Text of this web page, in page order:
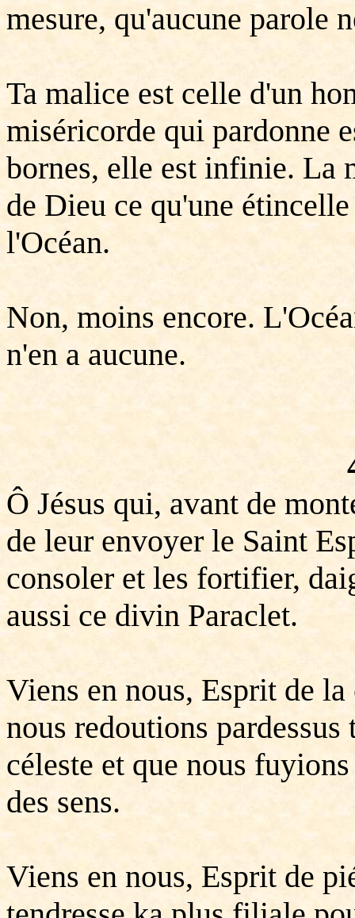
mesure, qu'aucune parole
Ta malice est celle d'un
miséricorde qui pardonne
bornes, elle est infinie. La
de Dieu ce qu'une
l'Océan.
Non, moins encore.
n'en a aucune.
Ô Jésus qui, avant de
de leur envoyer le Saint
consoler et les fortifier,
aussi ce divin Paraclet.
Viens en nous, Esprit de
nous redoutions
céleste et que nous
des sens.
Viens en nous, Esprit de